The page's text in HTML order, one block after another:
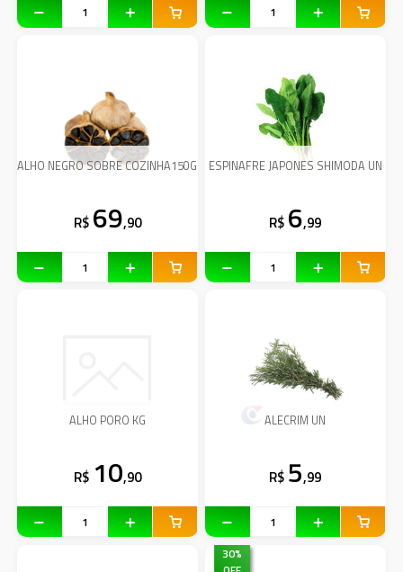
ALHO NEGRO SOBRE COZINHA150G
R$ 69,90
ESPINAFRE JAPONES SHIMODA UN
R$ 6,99
ALHO PORO KG
R$ 10,90
ALECRIM UN
R$ 5,99
30%